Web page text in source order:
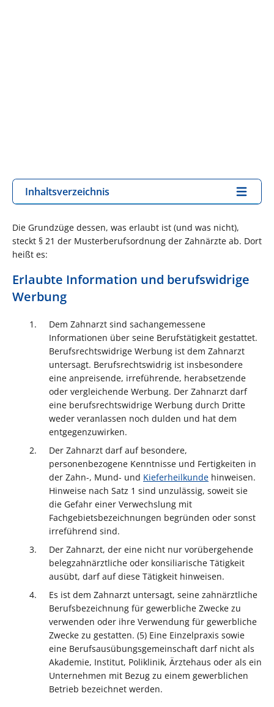
Inhaltsverzeichnis
Die Grundzüge dessen, was erlaubt ist (und was nicht),
steckt § 21 der Musterberufsordnung der Zahnärzte ab. Dort
heißt es:
Erlaubte Information und berufswidrige
Werbung
Dem Zahnarzt sind sachangemessene
Informationen über seine Berufstätigkeit gestattet.
Berufsrechtswidrige Werbung ist dem Zahnarzt
untersagt. Berufsrechtswidrig ist insbesondere
eine anpreisende, irreführende, herabsetzende
oder vergleichende Werbung. Der Zahnarzt darf
eine berufsrechtswidrige Werbung durch Dritte
weder veranlassen noch dulden und hat dem
entgegenzuwirken.
Der Zahnarzt darf auf besondere,
personenbezogene Kenntnisse und Fertigkeiten in
der Zahn-, Mund- und Kieferheilkunde hinweisen.
Hinweise nach Satz 1 sind unzulässig, soweit sie
die Gefahr einer Verwechslung mit
Fachgebietsbezeichnungen begründen oder sonst
irreführend sind.
Der Zahnarzt, der eine nicht nur vorübergehende
belegzahnärztliche oder konsiliarische Tätigkeit
ausübt, darf auf diese Tätigkeit hinweisen.
Es ist dem Zahnarzt untersagt, seine zahnärztliche
Berufsbezeichnung für gewerbliche Zwecke zu
verwenden oder ihre Verwendung für gewerbliche
Zwecke zu gestatten. (5) Eine Einzelpraxis sowie
eine Berufsausübungsgemeinschaft darf nicht als
Akademie, Institut, Poliklinik, Ärztehaus oder als ein
Unternehmen mit Bezug zu einem gewerblichen
Betrieb bezeichnet werden.